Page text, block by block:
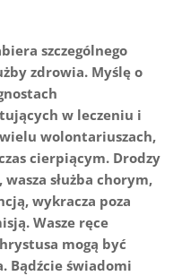
szczególnego
zdrowia. Myślę o
w leczeniu i
wolontariuszach,
cierpiącym. Drodzy
służba chorym,
wykracza poza
Wasze ręce
mogą być
Bądźcie świadomi